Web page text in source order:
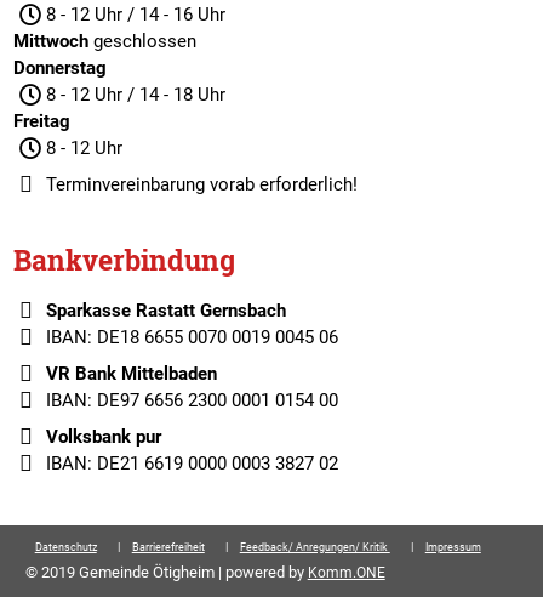
8 - 12 Uhr / 14 - 16 Uhr
Mittwochgeschlossen
Donnerstag
8 - 12 Uhr / 14 - 18 Uhr
Freitag
8 - 12 Uhr
Terminvereinbarungvorab erforderlich!
Bankverbindung
Sparkasse Rastatt Gernsbach
IBAN: DE18 6655 0070 0019 0045 06
VR Bank Mittelbaden
IBAN: DE97 6656 2300 0001 0154 00
Volksbank pur
IBAN: DE21 6619 0000 0003 3827 02
Datenschutz Barrierefreiheit Feedback/ Anregungen/ Kritik Impressum
© 2019 Gemeinde Ötigheim | powered by Komm.ONE